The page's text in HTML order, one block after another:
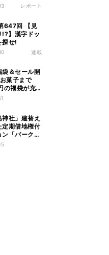
レポート
647回 【見
!?】漢字ドッ
探せ!
連載
袋＆セール開
菓子まで
福袋が充
ルなど人気
社」建替え
定期借地権付
「パークホ